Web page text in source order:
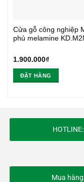
Cửa gỗ công nghiệp
phủ melamine
1.900.000₫
ĐẶT HÀNG
Mua